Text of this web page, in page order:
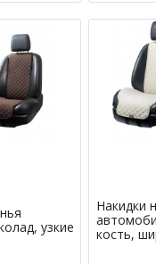
узкие
Накидки
кость,